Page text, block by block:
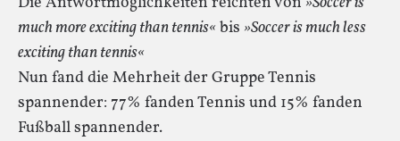
much more exciting than tennis«bis »Soccer is much less
exciting than tennis«
Nun fand die Mehrheit der Gruppe Tennis
spannender: 77% fanden Tennis und 15% fanden
Fußball spannender.